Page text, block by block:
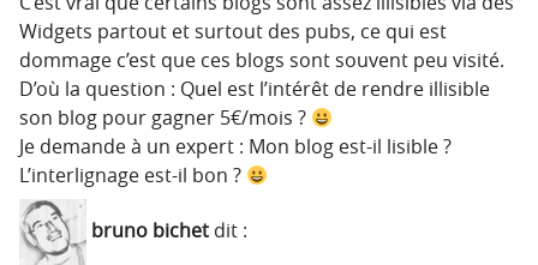
Widgets partout et surtout des pubs, ce qui est
dommage c’est que ces blogs sont souvent peu visité.
D’où la question : Quel est l’intérêt de rendre illisible
son blog pour gagner 5€/mois ?
Je demande à un expert : Mon blog est-il lisible ?
L’interlignage est-il bon ?
bruno bichet dit :